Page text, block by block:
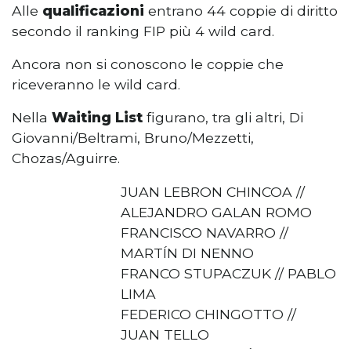
Alle qualificazioni entrano 44 coppie di diritto
secondo il ranking FIP più 4 wild card.
Ancora non si conoscono le coppie che
riceveranno le wild card.
Nella Waiting List figurano, tra gli altri, Di
Giovanni/Beltrami, Bruno/Mezzetti,
Chozas/Aguirre.
JUAN LEBRON CHINCOA //
ALEJANDRO GALAN ROMO
FRANCISCO NAVARRO //
MARTÍN DI NENNO
FRANCO STUPACZUK // PABLO
LIMA
FEDERICO CHINGOTTO //
JUAN TELLO